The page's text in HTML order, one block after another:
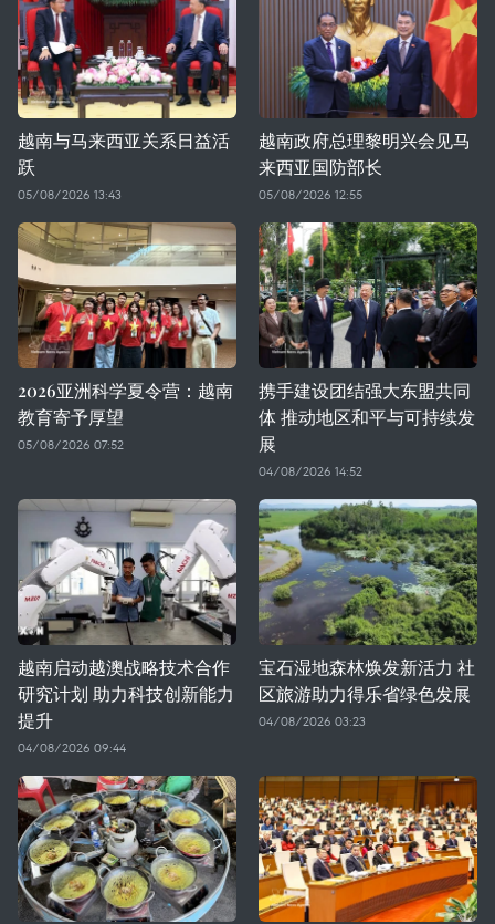
越南与马来西亚关系日益活
跃
05/08/2026 13:43
越南政府总理黎明兴会见马
来西亚国防部长
05/08/2026 12:55
2026亚洲科学夏令营：越南
教育寄予厚望
05/08/2026 07:52
携手建设团结强大东盟共同
体 推动地区和平与可持续发
展
04/08/2026 14:52
越南启动越澳战略技术合作
研究计划 助力科技创新能力
提升
04/08/2026 09:44
宝石湿地森林焕发新活力 社
区旅游助力得乐省绿色发展
04/08/2026 03:23